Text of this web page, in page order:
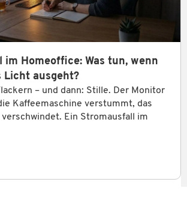
im Homeoffice: Was tun, wenn
Licht ausgeht?
– und dann: Stille. Der Monitor
Kaffeemaschine verstummt, das
verschwindet. Ein Stromausfall im